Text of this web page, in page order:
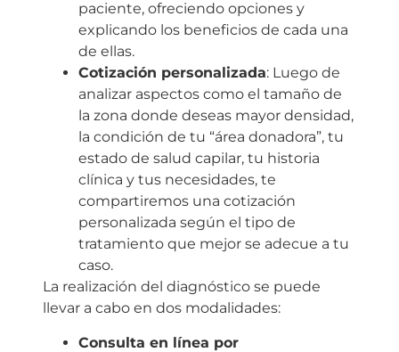
paciente, ofreciendo opciones y
explicando los beneficios de cada una
de ellas.
Cotización personalizada: Luego de
analizar aspectos como el tamaño de
la zona donde deseas mayor densidad,
la condición de tu “área donadora”, tu
estado de salud capilar, tu historia
clínica y tus necesidades, te
compartiremos una cotización
personalizada según el tipo de
tratamiento que mejor se adecue a tu
caso.
La realización del diagnóstico se puede
llevar a cabo en dos modalidades:
Consulta en línea por